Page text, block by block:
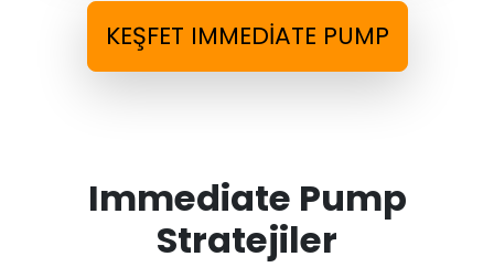
KEŞFET IMMEDIATE PUMP
Immediate Pump
Stratejiler